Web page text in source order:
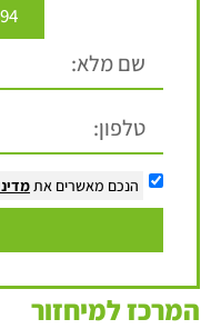
הנכם מאשרים את
המרכז למיחזור